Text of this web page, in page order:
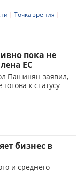
| Точка зрения |
пока не
ЕС
Пашинян заявил,
к статусу
бизнес в
и среднего